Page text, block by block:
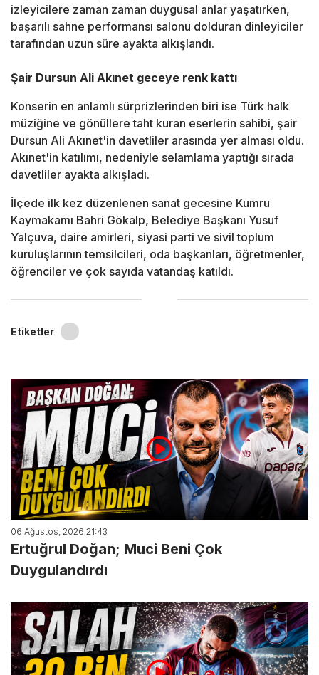
izleyicilere zaman zaman duygusal anlar yaşatırken,
başarılı sahne performansı salonu dolduran dinleyiciler
tarafından uzun süre ayakta alkışlandı.
Şair Dursun Ali Akınet geceye renk kattı
Konserin en anlamlı sürprizlerinden biri ise Türk halk
müziğine ve gönüllere taht kuran eserlerin sahibi, şair
Dursun Ali Akınet'in davetliler arasında yer alması oldu.
Akınet'in katılımı, nedeniyle selamlama yaptığı sırada
davetliler ayakta alkışladı.
İlçede ilk kez düzenlenen sanat gecesine Kumru
Kaymakamı Bahri Gökalp, Belediye Başkanı Yusuf
Yalçuva, daire amirleri, siyasi parti ve sivil toplum
kuruluşlarının temsilcileri, oda başkanları, öğretmenler,
öğrenciler ve çok sayıda vatandaş katıldı.
Etiketler
06 Ağustos, 2026 21:43
Ertuğrul Doğan; Muci Beni Çok
Duygulandırdı